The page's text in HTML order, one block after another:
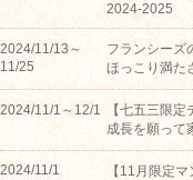
2024-2025
2024/11/13～
11/25
フランシーズ
ほっこり満た
2024/11/1～12/1 【七五三限定
成長を願って
2024/11/1
【11月限定